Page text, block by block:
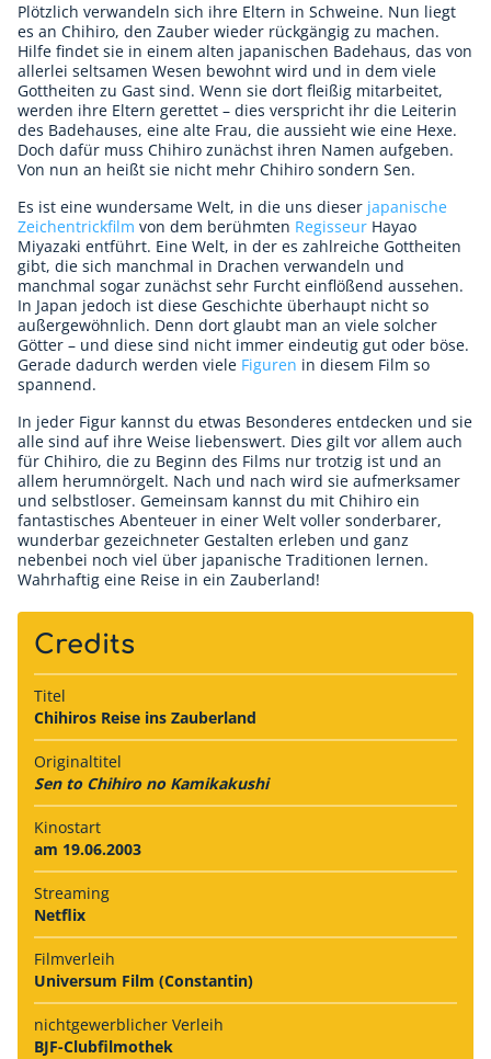
Plötzlich verwandeln sich ihre Eltern in Schweine. Nun liegt
es an Chihiro, den Zauber wieder rückgängig zu machen.
Hilfe findet sie in einem alten japanischen Badehaus, das von
allerlei seltsamen Wesen bewohnt wird und in dem viele
Gottheiten zu Gast sind. Wenn sie dort fleißig mitarbeitet,
werden ihre Eltern gerettet – dies verspricht ihr die Leiterin
des Badehauses, eine alte Frau, die aussieht wie eine Hexe.
Doch dafür muss Chihiro zunächst ihren Namen aufgeben.
Von nun an heißt sie nicht mehr Chihiro sondern Sen.
Es ist eine wundersame Welt, in die uns dieser japanische
Zeichentrickfilm von dem berühmten Regisseur Hayao
Miyazaki entführt. Eine Welt, in der es zahlreiche Gottheiten
gibt, die sich manchmal in Drachen verwandeln und
manchmal sogar zunächst sehr Furcht einflößend aussehen.
In Japan jedoch ist diese Geschichte überhaupt nicht so
außergewöhnlich. Denn dort glaubt man an viele solcher
Götter – und diese sind nicht immer eindeutig gut oder böse.
Gerade dadurch werden viele Figuren in diesem Film so
spannend.
In jeder Figur kannst du etwas Besonderes entdecken und sie
alle sind auf ihre Weise liebenswert. Dies gilt vor allem auch
für Chihiro, die zu Beginn des Films nur trotzig ist und an
allem herumnörgelt. Nach und nach wird sie aufmerksamer
und selbstloser. Gemeinsam kannst du mit Chihiro ein
fantastisches Abenteuer in einer Welt voller sonderbarer,
wunderbar gezeichneter Gestalten erleben und ganz
nebenbei noch viel über japanische Traditionen lernen.
Wahrhaftig eine Reise in ein Zauberland!
Credits
Titel
Chihiros Reise ins Zauberland
Originaltitel
Sen to Chihiro no Kamikakushi
Kinostart
am 19.06.2003
Streaming
Netflix
Filmverleih
Universum Film (Constantin)
nichtgewerb­licher Verleih
BJF-Clubfilmothek